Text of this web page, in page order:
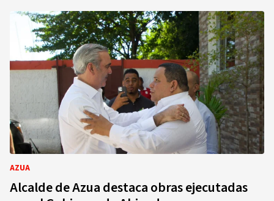
AZUA
Alcalde de Azua destaca obras ejecutadas